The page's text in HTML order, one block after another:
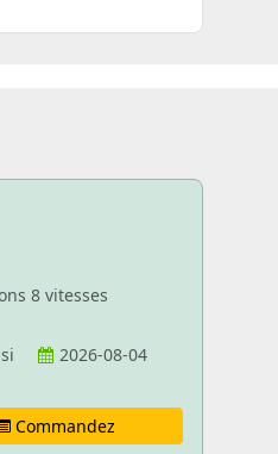
8 vitesses
2026-08-04
Commandez